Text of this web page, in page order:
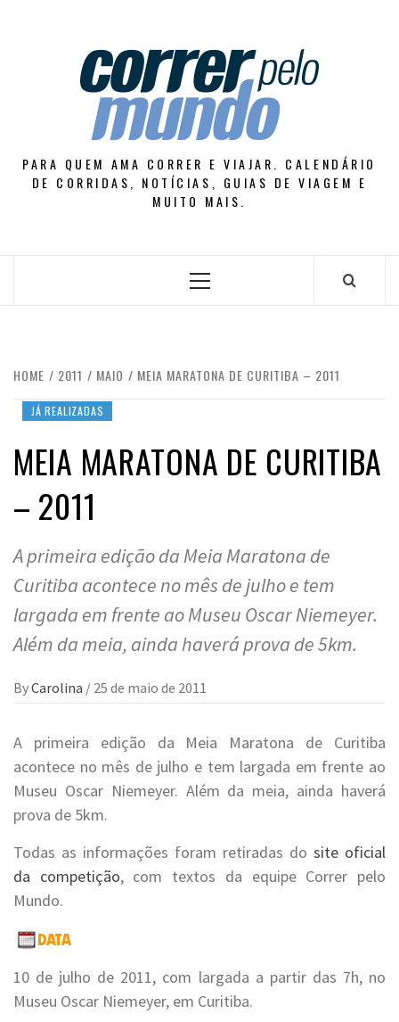
PARA QUEM AMA CORRER E VIAJAR. CALENDÁRIO
DE CORRIDAS, NOTÍCIAS, GUIAS DE VIAGEM E
MUITO MAIS.
Primary
HOME 2011 MAIO MEIA MARATONA DE CURITIBA – 2011
JÁ REALIZADAS
MEIA MARATONA DE CURITIBA
– 2011
A primeira edição da Meia Maratona de
Curitiba acontece no mês de julho e tem
largada em frente ao Museu Oscar Niemeyer.
Além da meia, ainda haverá prova de 5km.
ByCarolina / 25 de maio de 2011
A primeira edição da Meia Maratona de Curitiba
acontece no mês de julho e tem largada em frente ao
Museu Oscar Niemeyer. Além da meia, ainda haverá
prova de 5km.
Todas as informações foram retiradas do site oficial
da competição, com textos da equipe Correr pelo
Mundo.
10 de julho de 2011, com largada a partir das 7h, no
Museu Oscar Niemeyer, em Curitiba.